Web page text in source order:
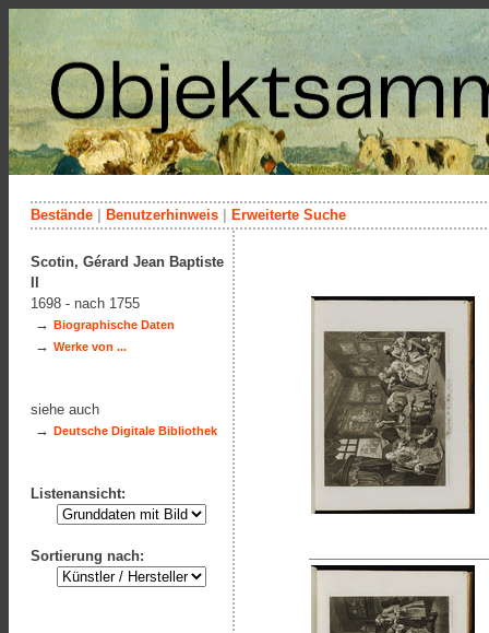
Bestände Benutzerhinweis Erweiterte Suche
Scotin, Gérard Jean Baptiste
1698 - nach 1755
→ Biographische Daten
→ Werke von ...
siehe auch
→ Deutsche Digitale Bibliothek
Listenansicht:
Sortierung nach: